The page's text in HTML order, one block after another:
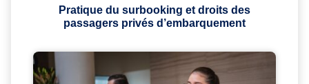
Pratique du surbooking et droits des
passagers privés d’embarquement